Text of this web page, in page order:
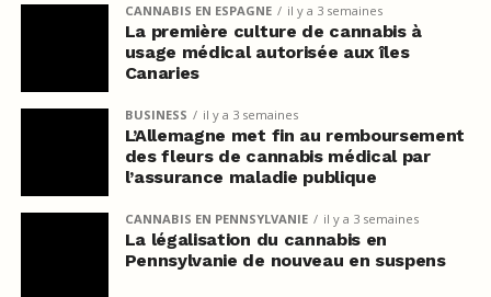
CANNABIS EN ESPAGNE il y a 3 semaines
La première culture de cannabis à
usage médical autorisée aux îles
Canaries
BUSINESS il y a 3 semaines
L’Allemagne met fin au remboursement
des fleurs de cannabis médical par
l’assurance maladie publique
CANNABIS EN PENNSYLVANIE il y a 3 semaines
La légalisation du cannabis en
Pennsylvanie de nouveau en suspens